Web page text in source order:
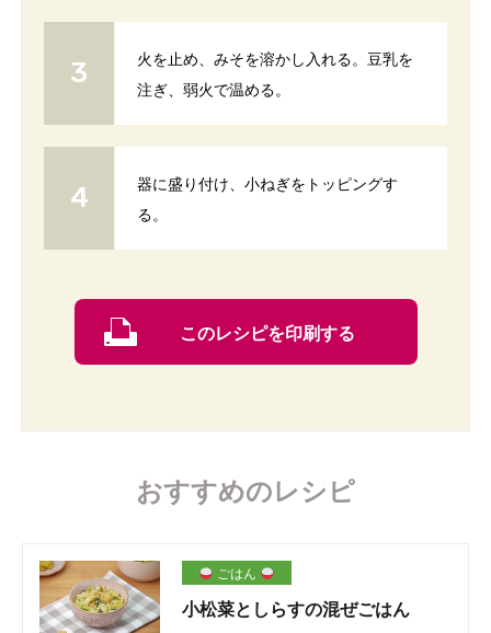
火を止め、みそを溶かし入れる。豆乳を
注ぎ、弱火で温める。
器に盛り付け、小ねぎをトッピングす
る。
このレシピを印刷する
おすすめのレシピ
ごはん
小松菜としらすの混ぜごはん